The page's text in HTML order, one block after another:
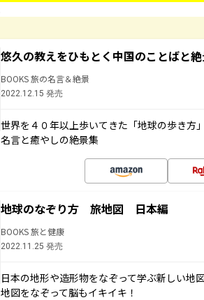
悠久の教えをひもとく中国のことばと絶
BOOKS 旅の名言＆絶景
2022.12.15 発売
世界を４０年以上歩いてきた「地球の歩き方
名言と癒やしの絶景集
地球のなぞり方 旅地図 日本編
BOOKS 旅と健康
2022.11.25 発売
日本の地形や造形物をなぞって学ぶ新しい地
地図をなぞって脳もイキイキ！